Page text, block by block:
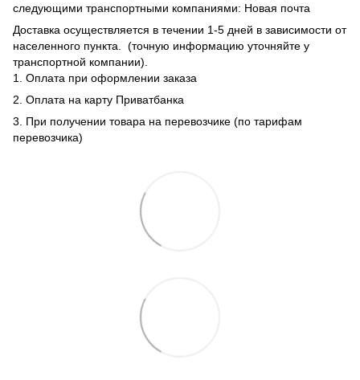
следующими транспортными компаниями: Новая почта
Доставка осуществляется в течении 1-5 дней в зависимости от
населенного пункта. (точную информацию уточняйте у
транспортной компании).
1. Оплата при оформлении заказа
2. Оплата на карту Приватбанка
3. При получении товара на перевозчике (по тарифам
перевозчика)